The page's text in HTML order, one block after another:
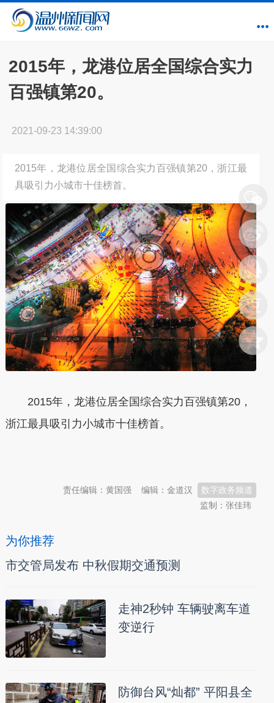
2015年，龙港位居全国综合实力
百强镇第20。
2021-09-23 14:39:00
2015年，龙港位居全国综合实力百强镇第20，浙江最
具吸引力小城市十佳榜首。
2015年，龙港位居全国综合实力百强镇第20，
浙江最具吸引力小城市十佳榜首。
数字政务频道
编辑：金道汉
责任编辑：黄国强
监制：张佳玮
为你推荐
市交管局发布 中秋假期交通预测
走神2秒钟 车辆驶离车道
变逆行
防御台风“灿都” 平阳县全